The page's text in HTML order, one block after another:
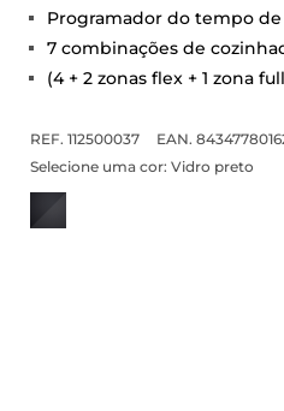
Programador do tempo
7 combinações de
(4 + 2 zonas flex + 1 zona
REF. 112500037
EAN.
Selecione uma cor: Vidro preto